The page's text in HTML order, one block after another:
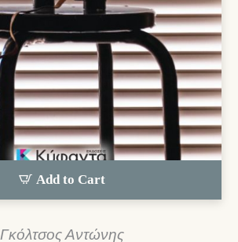
Add to Cart
Γκόλτσος Αντώνης